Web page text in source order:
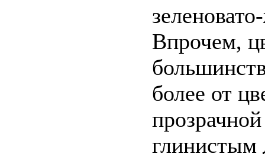
Впрочем,
более от
глинистым